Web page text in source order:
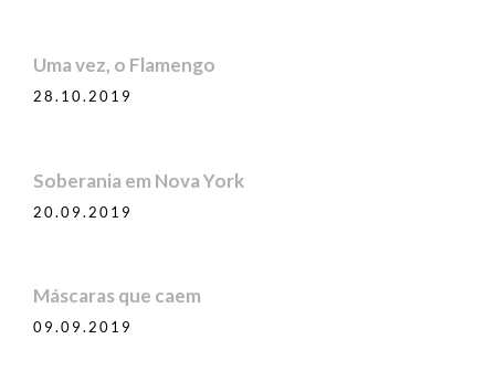
Uma vez, o Flamengo
28.10.2019
Soberania em Nova York
20.09.2019
Máscaras que caem
09.09.2019